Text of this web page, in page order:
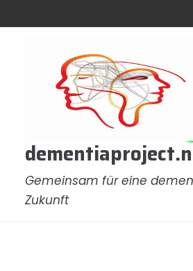
Gemeinsam für eine
Zukunft